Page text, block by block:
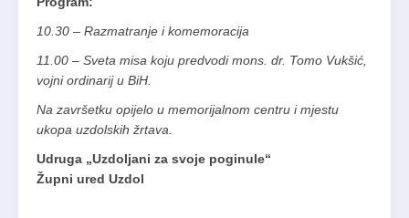
10.30 – Razmatranje i komemoracija
11.00 – Sveta misa koju predvodi mons. dr. Tomo Vukšić,
vojni ordinarij u BiH.
Na završetku opijelo u memorijalnom centru i mjestu
ukopa uzdolskih žrtava.
Udruga „Uzdoljani za svoje poginule“
Župni ured Uzdol